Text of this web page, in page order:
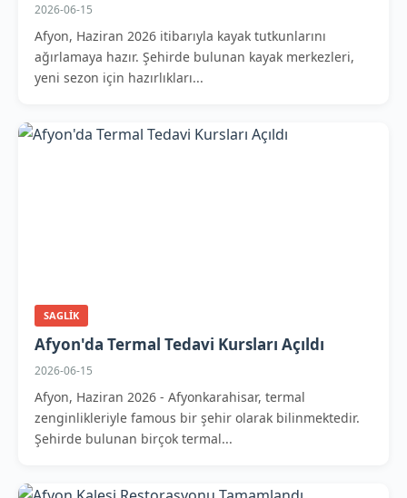
2026-06-15
Afyon, Haziran 2026 itibarıyla kayak tutkunlarını
ağırlamaya hazır. Şehirde bulunan kayak merkezleri,
yeni sezon için hazırlıkları...
SAGLIK
Afyon'da Termal Tedavi Kursları Açıldı
2026-06-15
Afyon, Haziran 2026 - Afyonkarahisar, termal
zenginlikleriyle famous bir şehir olarak bilinmektedir.
Şehirde bulunan birçok termal...